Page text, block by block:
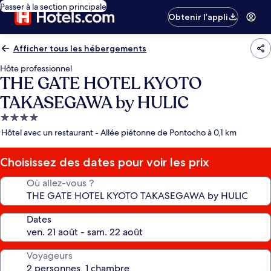
Passer à la section principale
Obtenir l’appli
Afficher tous les hébergements
Hôte professionnel
THE GATE HOTEL KYOTO
TAKASEGAWA by HULIC
Hébergement
4.0 étoiles
Hôtel avec un restaurant - Allée piétonne de Pontocho à 0,1 km
Choisissez des dates pour voir les prix
Où allez-vous ?
Dates
Voyageurs